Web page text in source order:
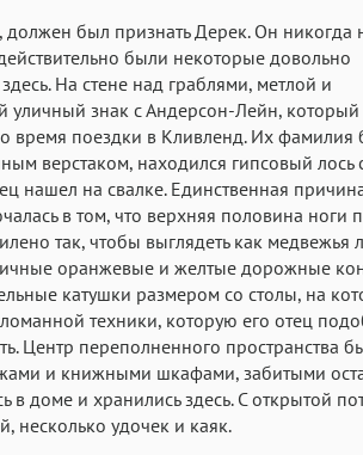
Neue
Аа
Arial Аа
Georgia
Аа
Courier New
Аа
Menlo
должен был признать Дерек. Он никогда
были некоторые довольно
На стене над граблями, метлой и
уличный знак с Андерсон-Лейн, который
время поездки в Кливленд. Их фамилия
верстаком, находился гипсовый лось
нашел на свалке. Единственная
в том, что верхняя половина ноги
так, чтобы выглядеть как медвежья
оранжевые и желтые дорожные
катушки размером со столы, на
техники, которую его отец
Центр переполненного пространства
и книжными шкафами, забитыми
в доме и хранились здесь. С открытой
несколько удочек и каяк.